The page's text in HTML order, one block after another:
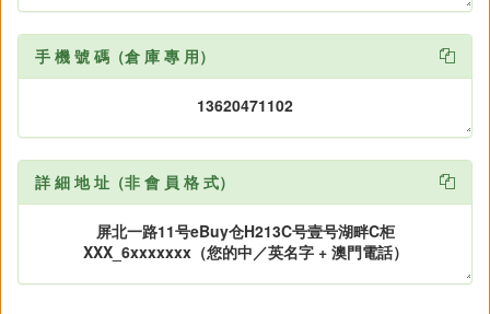
手 機 號 碼（倉 庫 專 用） 
詳 細 地 址（非 會 員 格 式） 